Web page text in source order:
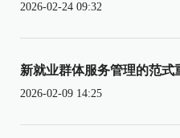
2026-02-24 09:32
新就业群体服务管理的范式
2026-02-09 14:25